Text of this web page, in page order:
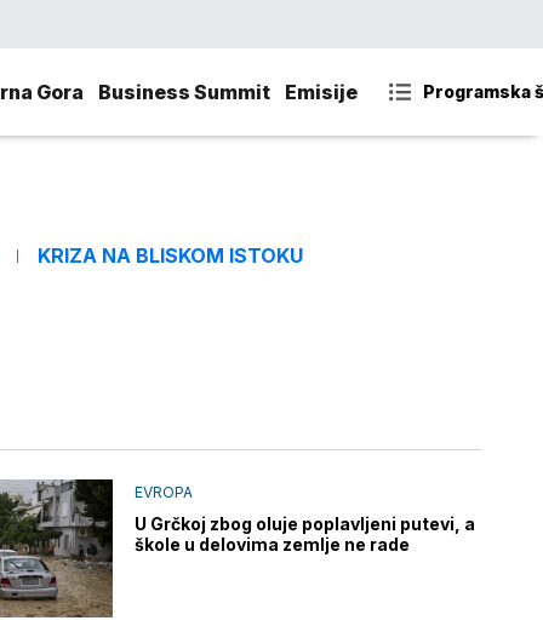
Gora Business Summit Emisije Programska
KRIZA NA BLISKOM ISTOKU
EVROPA
U Grčkoj zbog oluje poplavljeni putevi, a
škole u delovima zemlje ne rade